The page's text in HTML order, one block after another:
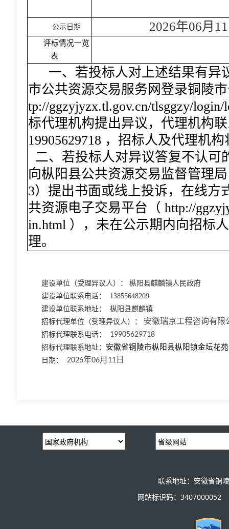
公示日期 2026年06月
评标情况一览
表
一、若投标人对上述结果有异
市公共资源交易服务网登录铜陵
tp://ggzyjyzx.tl.gov.cn/tlsggzy/
标代理机构提出异议，代理机构
19905629718 ，招标人及代理机
二、若投标人对异议答复不认可
向枞阳县公共资源交易监督管理
3）提出书面或线上投诉，在线方
共资源电子交易平台（ http://
in.html ），未在公示期内向招标
理。
建设单位（受理异议人）： 枞阳县麒麟镇人民政府
建设单位联系电话：
13855648209
建设单位联系地址：
枞阳县麒麟镇
招标代理单位（受理异议人）： 安徽瑞京工程咨询有限
招标代理联系电话： 19905629718
招标代理联系地址： 安徽省铜陵市枞阳县枞阳镇金坛花
日期： 2026年06月11日
联系地址：安徽省铜
网站标识码：3407000052